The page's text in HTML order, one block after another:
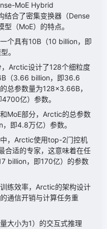
MoE Hybrid
结合了密集变换器（Dense
（MoE）的特点。
个具有10B（10 billion，即
。
，Arctic设计了128个细粒度
（3.66 billion，即36.6
总参数量为128×3.66B，
亿）参数。
MoE部分，Arctic的总参数
即4.8万亿）参数。
，Arctic使用top-2门控机
合适的专家，这意味着在任
billion，即170亿）的参数
练效率，Arctic的架构设计
通信开销与计算任务重
大小为1）的交互式推理